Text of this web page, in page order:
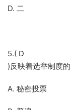
D. 二
5.( D
)反映着选举制度
A. 秘密投票